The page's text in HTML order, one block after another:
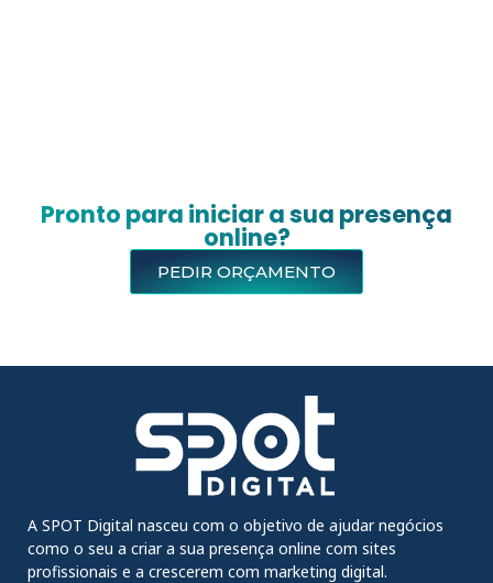
Pronto para iniciar a sua presença
online?
PEDIR ORÇAMENTO
A SPOT Digital nasceu com o objetivo de ajudar negócios
como o seu a criar a sua presença online com sites
profissionais e a crescerem com marketing digital.